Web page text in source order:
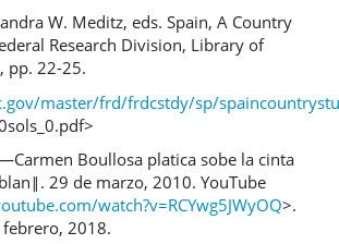
W. Meditz, eds. Spain, A Country
Research Division, Library of
pp. 22-25.
master/frd/frdcstdy/sp/
Boullosa platica sobe la cinta
29 de marzo, 2010. YouTube
watch?v=RCYwg5JWyOQ>.
2018.